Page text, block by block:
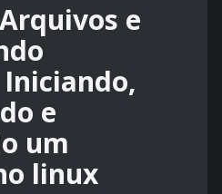
e
Iniciando,
e
um
linux